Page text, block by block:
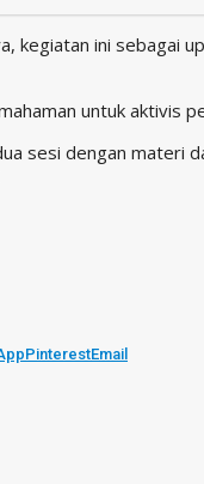
kegiatan ini sebagai
untuk aktivis
sesi dengan
PinterestEmail